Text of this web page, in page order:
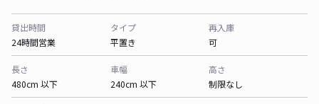
貸出時間
24時間営業
タイプ
平置き
再入庫
可
長さ
480cm 以下
車幅
240cm 以下
高さ
制限なし